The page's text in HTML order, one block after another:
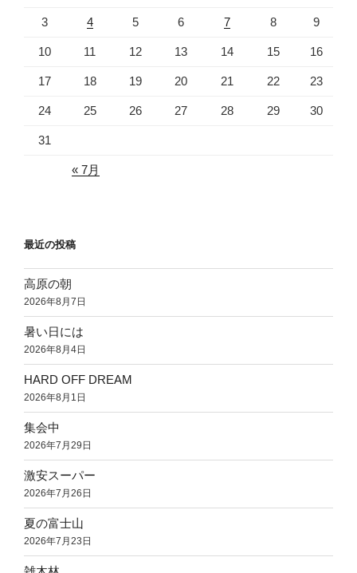
3 4 5 6 7 8 9
10 11 12 13 14 15 16
17 18 19 20 21 22 23
24 25 26 27 28 29 30
31
« 7月
最近の投稿
高原の朝
2026年8月7日
暑い日には
2026年8月4日
HARD OFF DREAM
2026年8月1日
集会中
2026年7月29日
激安スーパー
2026年7月26日
夏の富士山
2026年7月23日